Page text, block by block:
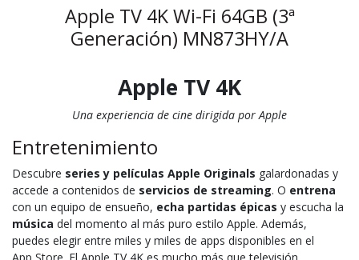
Apple TV 4K Wi-Fi 64GB (3ª
Generación) MN873HY/A
Apple TV 4K
Una experiencia de cine dirigida por Apple
Entretenimiento
Descubre series y películas Apple Originals galardonadas y
accede a contenidos de servicios de streaming. O entrena
con un equipo de ensueño, echa partidas épicas y escucha la
música del momento al más puro estilo Apple. Además,
puedes elegir entre miles y miles de apps disponibles en el